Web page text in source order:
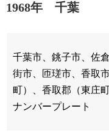
1968年 千葉
千葉市、銚子市、佐
街市、匝瑳市、香取
町）、香取郡（東庄
ナンバープレート